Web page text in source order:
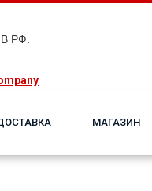
РФ.
МАГАЗИН